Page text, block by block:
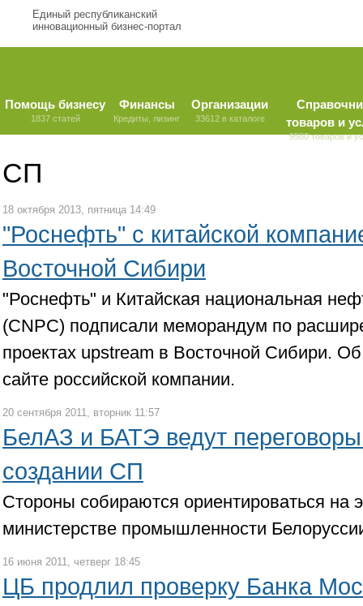
Единый республиканский
инновационный бизнес-портал
Помощь бизнесу
1837 статей
Финансы
Кредиты, лизинг
Организации
33612 в каталоге
товаров и
9580 товаров и
СП
18 октября 2013, пятница 14:49
"Роснефть" с китайской
Восточной Сибири
"Роснефть" и Китайская национальная
(CNPC) подписали меморандум по
проектах upstream в Восточной Сибири.
сайте российской компании.
20 сентября 2011, вторник 11:57
БелАЗ и БАТЭ ведут
создании СП
Стороны собираются ориентироваться на
министерстве промышленности
16 июня 2011, четверг 18:45
ЦБ продлил проверку Банка